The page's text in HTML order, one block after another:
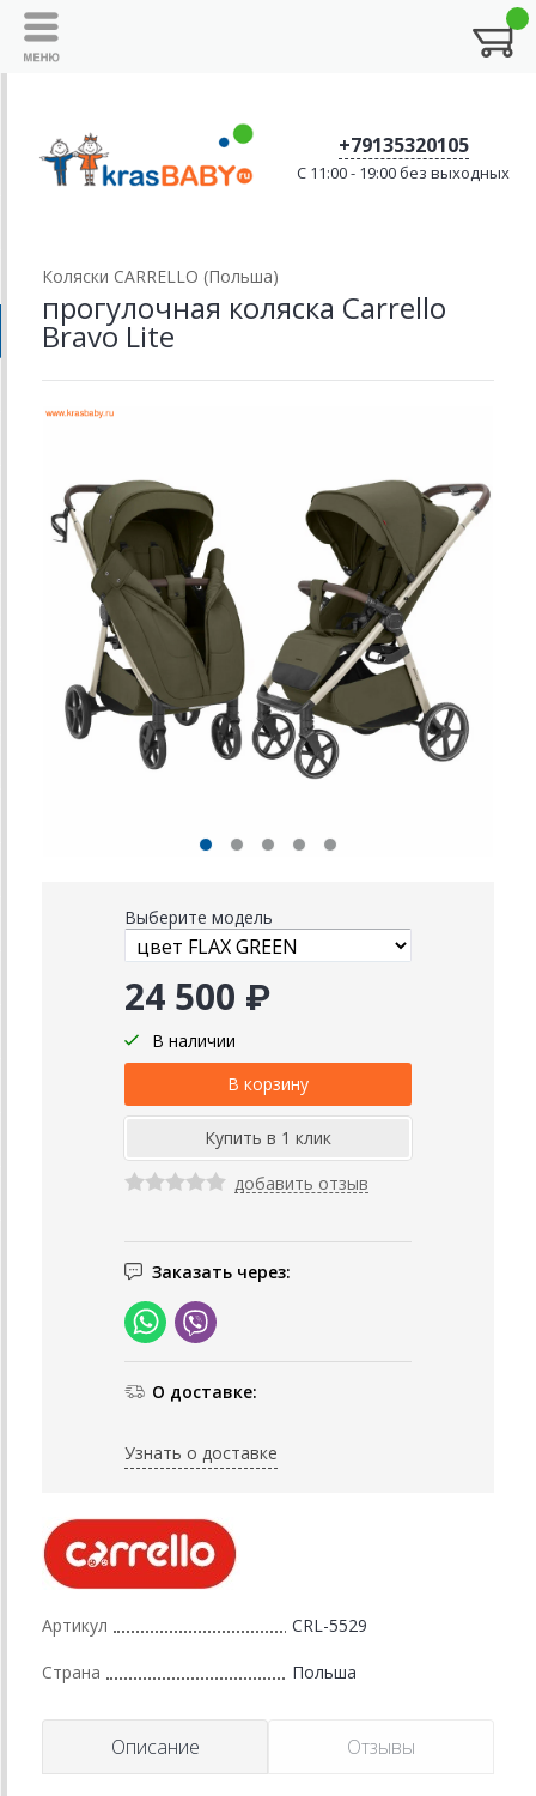
+79135320105
C 11:00 - 19:00 без выходных
Коляски CARRELLO (Польша)
прогулочная коляска Carrello
Bravo Lite
Выберите модель
24 500 ₽
В наличии
добавить отзыв
Заказать через:
О доставке:
Узнать о доставке
Артикул CRL-5529
Страна Польша
Описание Отзывы